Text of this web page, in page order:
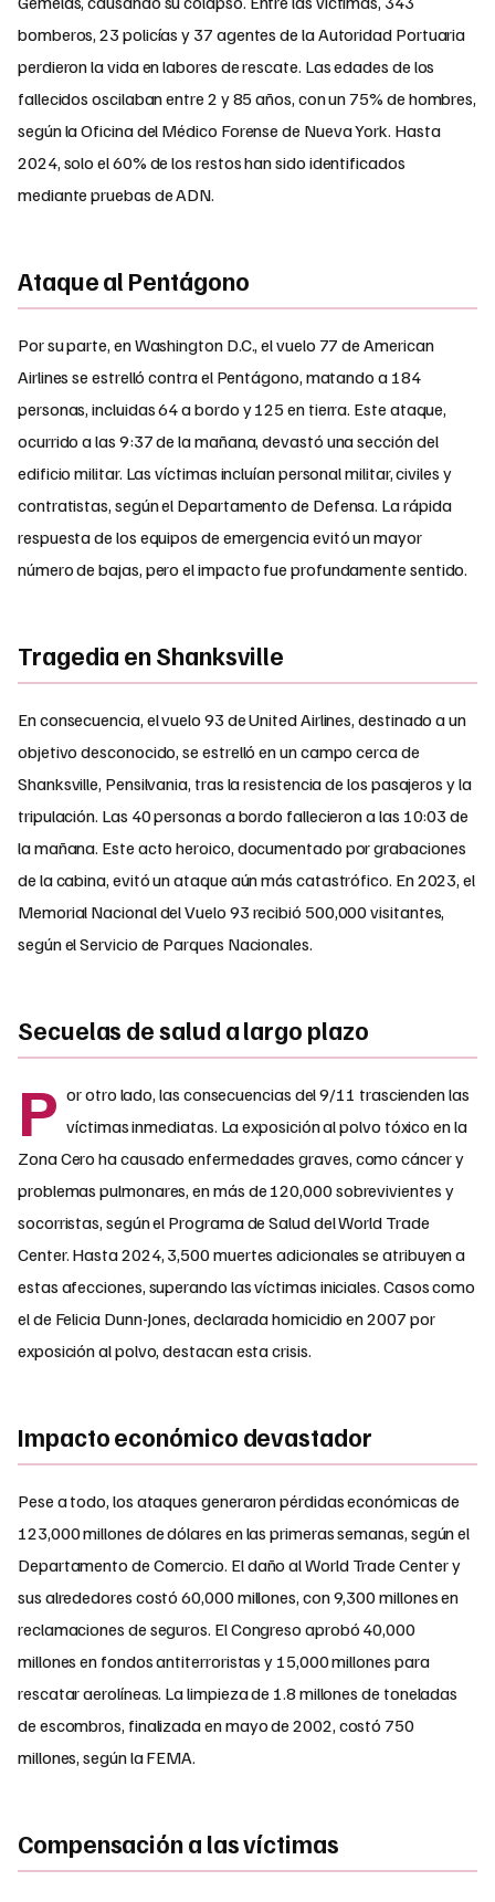
bomberos, 23 policías y 37 agentes de la Autoridad Portuaria
perdieron la vida en labores de rescate. Las edades de los
fallecidos oscilaban entre 2 y 85 años, con un 75% de hombres,
según la Oficina del Médico Forense de Nueva York. Hasta
2024, solo el 60% de los restos han sido identificados
mediante pruebas de ADN.
Ataque al Pentágono
Por su parte, en Washington D.C., el vuelo 77 de American
Airlines se estrelló contra el Pentágono, matando a 184
personas, incluidas 64 a bordo y 125 en tierra. Este ataque,
ocurrido a las 9:37 de la mañana, devastó una sección del
edificio militar. Las víctimas incluían personal militar, civiles y
contratistas, según el Departamento de Defensa. La rápida
respuesta de los equipos de emergencia evitó un mayor
número de bajas, pero el impacto fue profundamente sentido.
Tragedia en Shanksville
En consecuencia, el vuelo 93 de United Airlines, destinado a un
objetivo desconocido, se estrelló en un campo cerca de
Shanksville, Pensilvania, tras la resistencia de los pasajeros y la
tripulación. Las 40 personas a bordo fallecieron a las 10:03 de
la mañana. Este acto heroico, documentado por grabaciones
de la cabina, evitó un ataque aún más catastrófico. En 2023, el
Memorial Nacional del Vuelo 93 recibió 500,000 visitantes,
según el Servicio de Parques Nacionales.
Secuelas de salud a largo plazo
P or otro lado, las consecuencias del 9/11 trascienden las
víctimas inmediatas. La exposición al polvo tóxico en la
Zona Cero ha causado enfermedades graves, como cáncer y
problemas pulmonares, en más de 120,000 sobrevivientes y
socorristas, según el Programa de Salud del World Trade
Center. Hasta 2024, 3,500 muertes adicionales se atribuyen a
estas afecciones, superando las víctimas iniciales. Casos como
el de Felicia Dunn-Jones, declarada homicidio en 2007 por
exposición al polvo, destacan esta crisis.
Impacto económico devastador
Pese a todo, los ataques generaron pérdidas económicas de
123,000 millones de dólares en las primeras semanas, según el
Departamento de Comercio. El daño al World Trade Center y
sus alrededores costó 60,000 millones, con 9,300 millones en
reclamaciones de seguros. El Congreso aprobó 40,000
millones en fondos antiterroristas y 15,000 millones para
rescatar aerolíneas. La limpieza de 1.8 millones de toneladas
de escombros, finalizada en mayo de 2002, costó 750
millones, según la FEMA.
Compensación a las víctimas